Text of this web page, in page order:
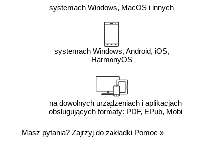
systemach Windows, MacOS i innych
systemach Windows, Android, iOS,
HarmonyOS
na dowolnych urządzeniach i aplikacjach
obsługujących formaty: PDF, EPub, Mobi
Masz pytania? Zajrzyj do zakładki Pomoc »